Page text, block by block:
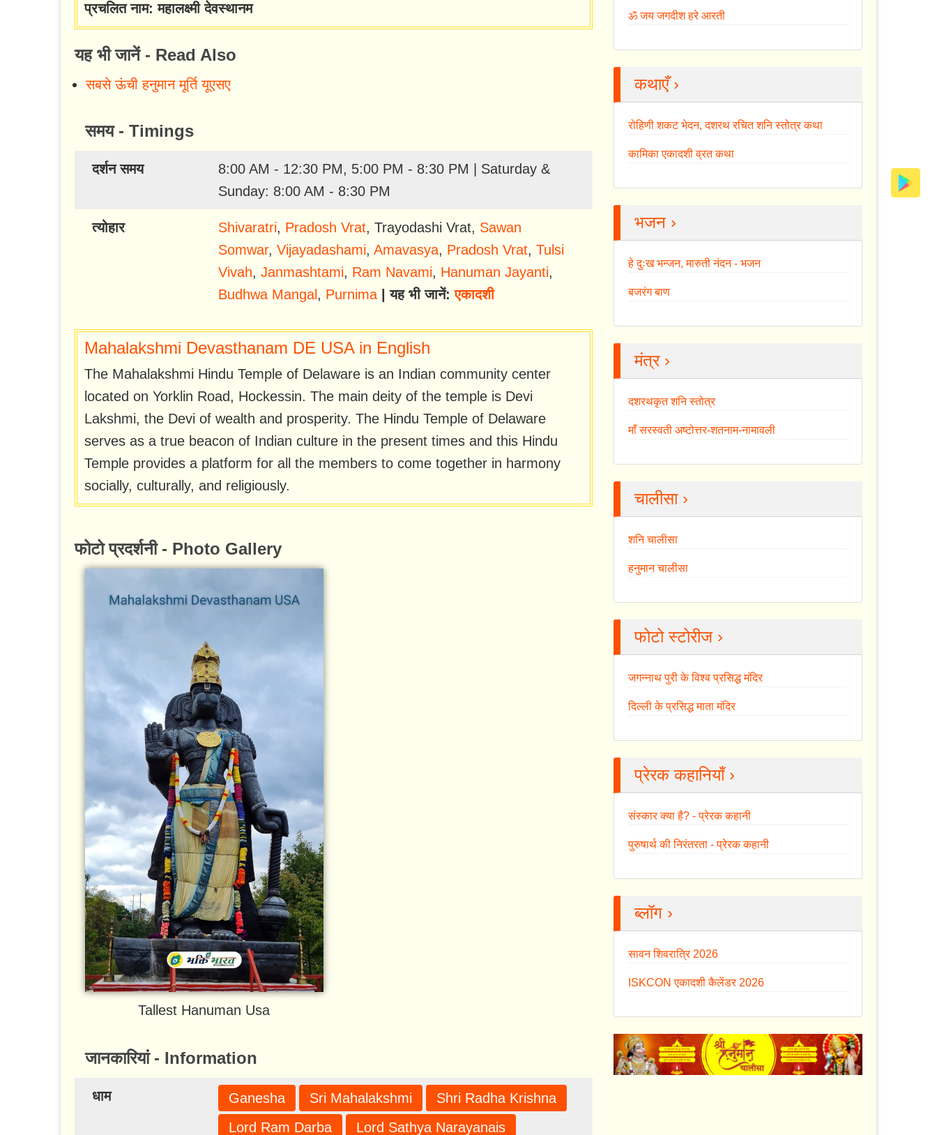
प्रचलित नाम: महालक्ष्मी देवस्थानम
यह भी जानें - Read Also
सबसे ऊंची हनुमान मूर्ति यूएसए
समय - Timings
दर्शन समय
8:00 AM - 12:30 PM, 5:00 PM - 8:30 PM | Saturday &
Sunday: 8:00 AM - 8:30 PM
त्योहार Shivaratri, Pradosh Vrat, Trayodashi Vrat, Sawan
Somwar, Vijayadashami, Amavasya, Pradosh Vrat, Tulsi
Vivah, Janmashtami, Ram Navami, Hanuman Jayanti,
Budhwa Mangal , Purnima| यह भी जानें:एकादशी
Mahalakshmi Devasthanam DE USA in English
The Mahalakshmi Hindu Temple of Delaware is an Indian community center
located on Yorklin Road, Hockessin. The main deity of the temple is Devi
Lakshmi, the Devi of wealth and prosperity. The Hindu Temple of Delaware
serves as a true beacon of Indian culture in the present times and this Hindu
Temple provides a platform for all the members to come together in harmony
socially, culturally, and religiously.
फोटो प्रदर्शनी - Photo Gallery
Tallest Hanuman Usa
जानकारियां - Information
धाम Ganesha Sri Mahalakshmi
Shri Radha Krishna
Lord Ram Darba
Lord Sathya Narayanais
ॐ जय जगदीश हरे आरती
कथाएँ ›
रोहिणी शकट भेदन, दशरथ रचित शनि स्तोत्र कथा
कामिका एकादशी व्रत कथा
भजन ›
हे दुःख भन्जन, मारुती नंदन - भजन
बजरंग बाण
मंत्र ›
दशरथकृत शनि स्तोत्र
माँ सरस्वती अष्टोत्तर-शतनाम-नामावली
चालीसा ›
शनि चालीसा
हनुमान चालीसा
फोटो स्टोरीज ›
जगन्नाथ पुरी के विश्व प्रसिद्ध मंदिर
दिल्ली के प्रसिद्ध माता मंदिर
प्रेरक कहानियाँ ›
संस्कार क्या है? - प्रेरक कहानी
पुरुषार्थ की निरंतरता - प्रेरक कहानी
ब्लॉग ›
सावन शिवरात्रि 2026
ISKCON एकादशी कैलेंडर 2026